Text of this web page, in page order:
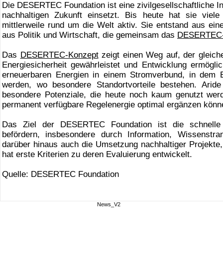
Die DESERTEC Foundation ist eine zivilgesellschaftliche
nachhaltigen Zukunft einsetzt. Bis heute hat sie
mittlerweile rund um die Welt aktiv. Sie entstand aus
aus Politik und Wirtschaft, die gemeinsam das
Das DESERTEC-Konzeptzeigt einen Weg auf, der
Energiesicherheit gewährleistet und Entwicklung
erneuerbaren Energien in einem Stromverbund, in dem
werden, wo besondere Standortvorteile bestehen.
besondere Potenziale, die heute noch kaum genutzt
permanent verfügbare Regelenergie optimal ergänzen
Das Ziel der DESERTEC Foundation ist die
befördern, insbesondere durch Information,
darüber hinaus auch die Umsetzung nachhaltiger
hat erste Kriterien zu deren Evaluierung entwickelt.
Quelle: DESERTEC Foundation
News_V2